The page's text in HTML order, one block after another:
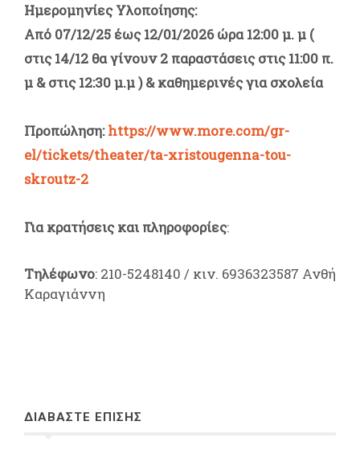
Ημερομηνίες Υλοποίησης:
Από 07/12/25 έως 12/01/2026 ώρα 12:00 μ. μ (
στις 14/12 θα γίνουν 2 παραστάσεις στις 11:00 π.
μ & στις 12:30 μ.μ )& καθημερινές για σχολεία
Προπώληση:https://www.more.com/gr-
el/tickets/theater/ta-xristougenna-tou-
skroutz-2
Για κρατήσεις και πληροφορίες:
Τηλέφωνο: 210-5248140 / κιν. 6936323587 Ανθή
Καραγιάννη
ΔΙΑΒΑΣΤΕ ΕΠΙΣΗΣ